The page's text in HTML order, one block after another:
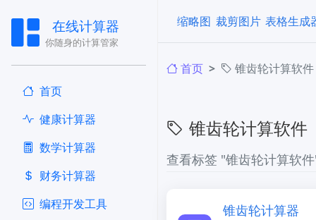
在线计算器
你随身的计算管家
首页
健康计算器
​数学计算器
财务计算器
编程开发工具
缩略图 裁剪图片 表格生成
首页 锥齿轮计算软件
锥齿轮计算软件
查看标签 "锥齿轮计算软
锥齿轮计算器